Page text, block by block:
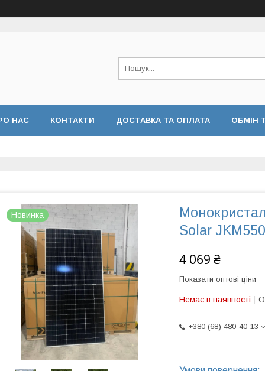
НАС КОНТАКТИ ДОСТАВКА ТА ОПЛАТА ОБМІН
Новинка
Solar
4 069 ₴
Показати оптові ціни
Немає в наявності
+380 (68) 480-40-13